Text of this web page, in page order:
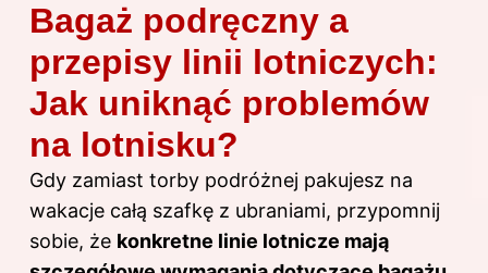
Bagaż podręczny a
przepisy linii lotniczych:
Jak uniknąć problemów
na lotnisku?
Gdy zamiast torby podróżnej pakujesz na
wakacje całą szafkę z ubraniami, przypomnij
sobie, że konkretne linie lotnicze mają